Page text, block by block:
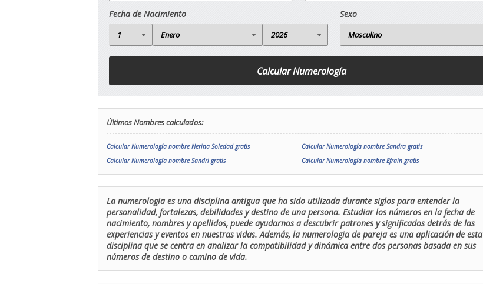
Fecha de Nacimiento Sexo
Últimos Nombres calculados:
Calcular Numerología nombre Nerina Soledad gratis
Calcular Numerología nombre Sandra gratis
Calcular Numerología nombre Sandri gratis
Calcular Numerología nombre Efrain gratis
La numerologia es una disciplina antigua que ha sido utilizada durante siglos para entender la
personalidad, fortalezas, debilidades y destino de una persona. Estudiar los números en la fecha de
nacimiento, nombres y apellidos, puede ayudarnos a descubrir patrones y significados detrás de las
experiencias y eventos en nuestras vidas. Además, la numerologia de pareja es una aplicación de esta
disciplina que se centra en analizar la compatibilidad y dinámica entre dos personas basada en sus
números de destino o camino de vida.